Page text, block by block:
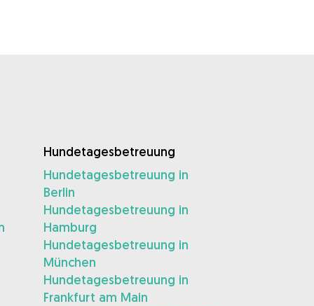
Hundetagesbetreuung
Hundetagesbetreuung in
Berlin
Hundetagesbetreuung in
Hamburg
Hundetagesbetreuung in
München
Hundetagesbetreuung in
Frankfurt am Main